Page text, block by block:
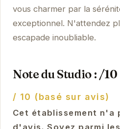
vous charmer par la
exceptionnel. N'attendez
escapade inoubliable.
Note du Studio : /10
/ 10 (basé sur avis)
Cet établissement n'a
d'avis. Soyez parmi